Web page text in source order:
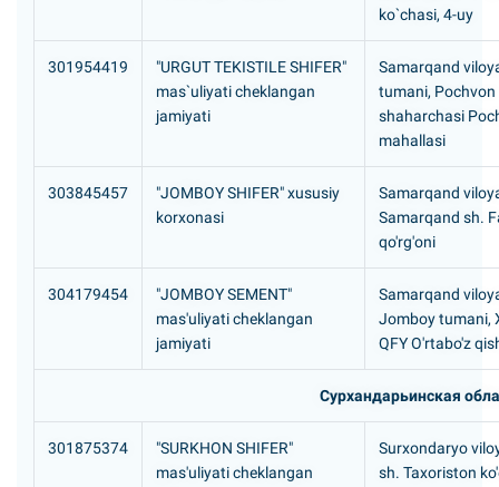
ko`chasi, 4-uy
301954419
"URGUT TEKISTILE SHIFER"
mas`uliyati cheklangan
jamiyati
Samarqand
tumani, Pochvon
shaharchasi
mahallasi
303845457
"JOMBOY SHIFER" xususiy
korxonasi
Samarqand
Samarqand sh.
qo'rg'oni
304179454
"JOMBOY SEMENT"
mas'uliyati cheklangan
jamiyati
Samarqand
Jomboy tumani,
QFY O'rtabo'z
Сурхандарьинская
301875374
"SURKHON SHIFER"
mas'uliyati cheklangan
Surxondaryo
sh. Taxoriston